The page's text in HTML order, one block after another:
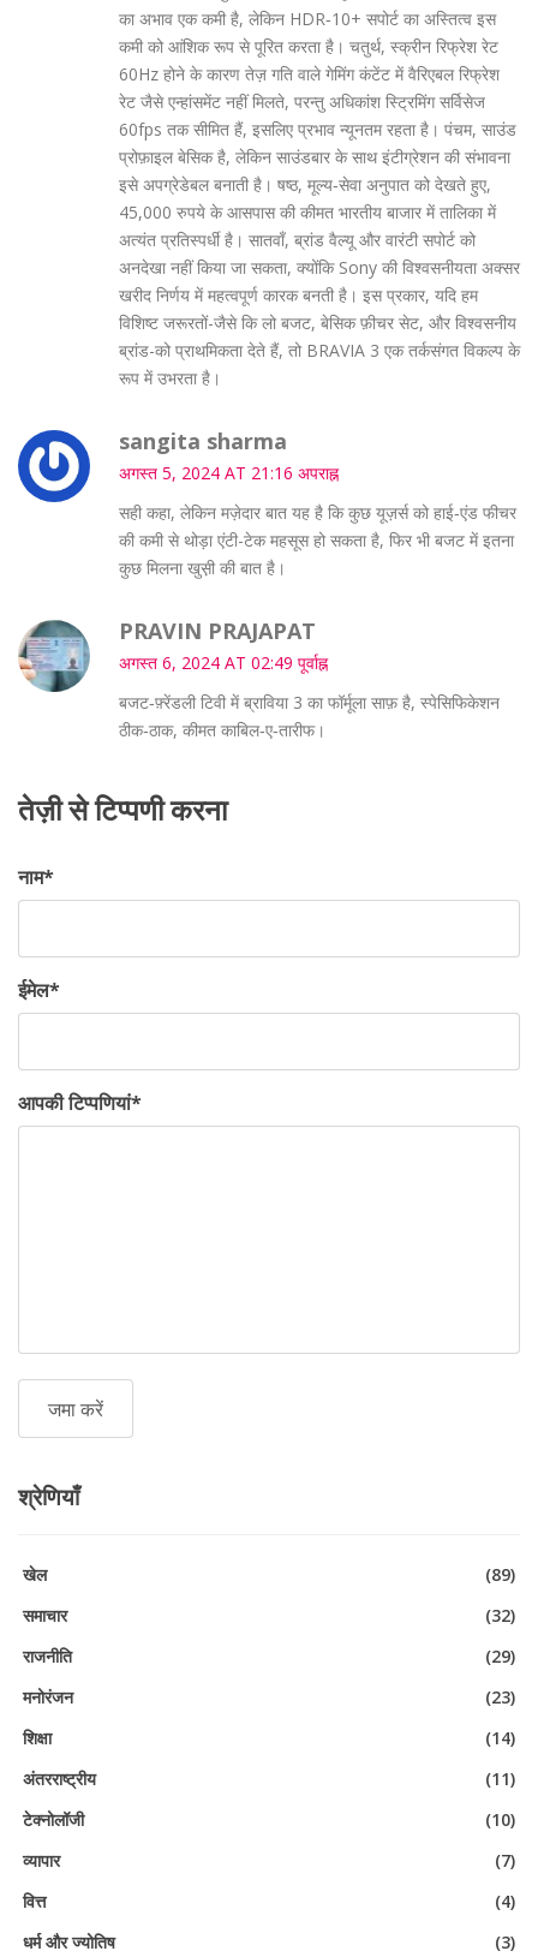
का अभाव एक कमी है, लेकिन HDR‑10+ सपोर्ट का अस्तित्व इस
कमी को आंशिक रूप से पूरित करता है। चतुर्थ, स्क्रीन रिफ्रेश रेट
60Hz होने के कारण तेज़ गति वाले गेमिंग कंटेंट में वैरिएबल रिफ्रेश
रेट जैसे एन्हांसमेंट नहीं मिलते, परन्तु अधिकांश स्ट्रिमिंग सर्विसेज
60fps तक सीमित हैं, इसलिए प्रभाव न्यूनतम रहता है। पंचम, साउंड
प्रोफ़ाइल बेसिक है, लेकिन साउंडबार के साथ इंटीग्रेशन की संभावना
इसे अपग्रेडेबल बनाती है। षष्ठ, मूल्य‑सेवा अनुपात को देखते हुए,
45,000 रुपये के आसपास की कीमत भारतीय बाजार में तालिका में
अत्यंत प्रतिस्पर्धी है। सातवाँ, ब्रांड वैल्यू और वारंटी सपोर्ट को
अनदेखा नहीं किया जा सकता, क्योंकि Sony की विश्वसनीयता अक्सर
खरीद निर्णय में महत्वपूर्ण कारक बनती है। इस प्रकार, यदि हम
विशिष्ट जरूरतों-जैसे कि लो बजट, बेसिक फ़ीचर सेट, और विश्वसनीय
ब्रांड-को प्राथमिकता देते हैं, तो BRAVIA 3 एक तर्कसंगत विकल्प के
रूप में उभरता है।
sangita sharma
अगस्त 5, 2024 AT 21:16 अपराह्न
सही कहा, लेकिन मज़ेदार बात यह है कि कुछ यूज़र्स को हाई‑एंड फीचर
की कमी से थोड़ा एंटी-टेक महसूस हो सकता है, फिर भी बजट में इतना
कुछ मिलना खुस़ी की बात है।
PRAVIN PRAJAPAT
अगस्त 6, 2024 AT 02:49 पूर्वाह्न
बजट‑फ़्रेंडली टिवी में ब्राविया 3 का फॉर्मूला साफ़ है, स्पेसिफिकेशन
ठीक‑ठाक, कीमत काबिल‑ए‑तारीफ।
तेज़ी से टिप्पणी करना
नाम*
ईमेल*
आपकी टिप्पणियां*
श्रेणियाँ
खेल
(89)
समाचार
(32)
राजनीति
(29)
मनोरंजन
(23)
शिक्षा
(14)
अंतरराष्ट्रीय
(11)
टेक्नोलॉजी
(10)
व्यापार
(7)
वित्त
(4)
धर्म और ज्योतिष
(3)